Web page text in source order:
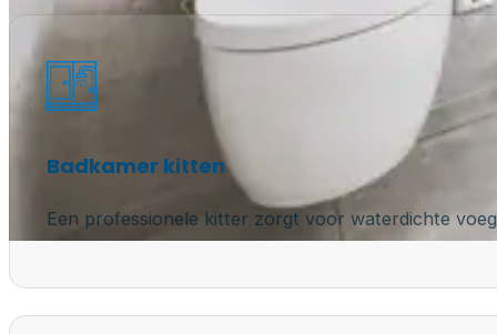
Badkamer kitten
Een professionele kitter zorgt voor waterdichte